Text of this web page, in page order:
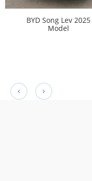
BYD Song Lev 2025
Model